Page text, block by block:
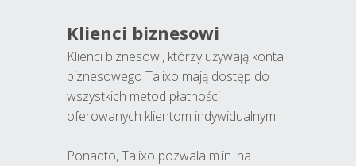
Klienci biznesowi
Klienci biznesowi, którzy używają konta
biznesowego Talixo mają dostęp do
wszystkich metod płatności
oferowanych klientom indywidualnym.
Ponadto, Talixo pozwala m.in. na